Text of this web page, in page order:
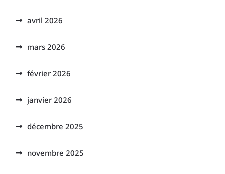
avril 2026
mars 2026
février 2026
janvier 2026
décembre 2025
novembre 2025